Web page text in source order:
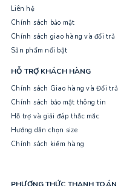
Liên hệ
Chính sách bảo mật
Chính sách giao hàng và đổi trả
Sản phẩm nổi bật
HỖ TRỢ KHÁCH HÀNG
Chính sách Giao hàng và Đổi trả
Chính sách bảo mật thông tin
Hỗ trợ và giải đáp thắc mắc
Hướng dẫn chọn size
Chính sách kiểm hàng
PHƯƠNG THỨC THANH TOÁN